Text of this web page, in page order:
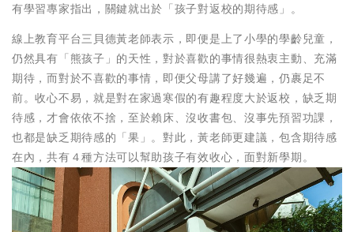
有學習專家指出，關鍵就出於「孩子對返校的期待感」。
線上教育平台三貝德黃老師表示，即便是上了小學的學齡兒童，
仍然具有「熊孩子」的天性，對於喜歡的事情很熱衷主動、充滿
期待，而對於不喜歡的事情，即便父母講了好幾遍，仍裹足不
前。收心不易，就是對在家過寒假的有趣程度大於返校，缺乏期
待感，才會依依不捨，至於賴床、沒收書包、沒事先預習功課，
也都是缺乏期待感的「果」。對此，黃老師更建議，包含期待感
在內，共有４種方法可以幫助孩子有效收心，面對新學期。